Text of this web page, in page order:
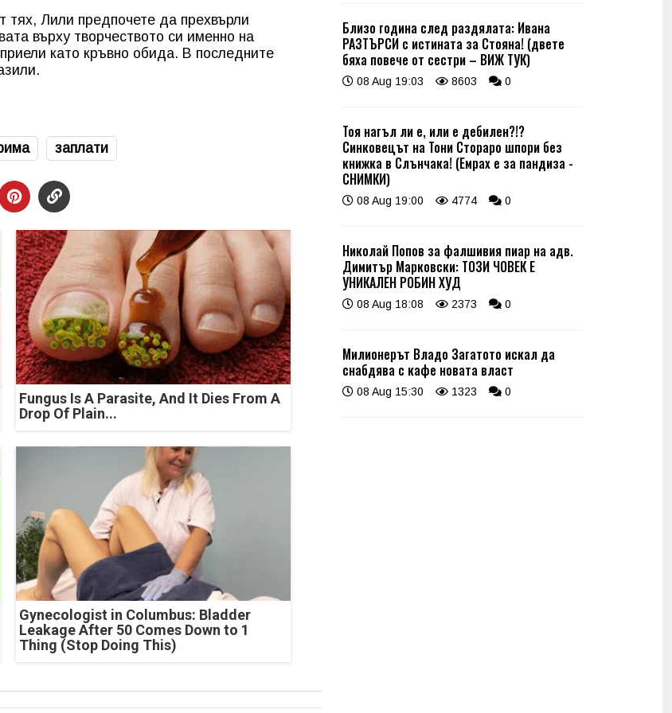
тях, Лили предпочете да прехвърли
върху творчеството си именно на
като кръвно обида. В последните
заплати
Fungus Is A Parasite, And It Dies From A
Drop Of Plain...
Gynecologist in Columbus: Bladder
Leakage After 50 Comes Down to 1
Thing (Stop Doing This)
Близо година след раздялата: Ивана
РАЗТЪРСИ с истината за Стояна! (двете
бяха повече от сестри – ВИЖ ТУК)
08 Aug 19:03 8603 0
Тоя нагъл ли е, или е дебилен?!?
Синковецът на Тони Стораро шпори без
книжка в Слънчака! (Емрах е за пандиза -
СНИМКИ)
08 Aug 19:00 4774 0
Николай Попов за фалшивия пиар на адв.
Димитър Марковски: ТОЗИ ЧОВЕК Е
УНИКАЛЕН РОБИН ХУД
08 Aug 18:08 2373 0
Милионерът Владо Загатото искал да
снабдява с кафе новата власт
08 Aug 15:30 1323 0